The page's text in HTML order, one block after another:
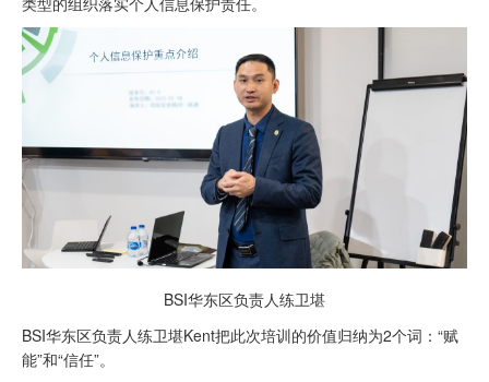
BSI华东区负责人练卫堪
BSI华东区负责人练卫堪Kent把此次培训的价值归纳为2个词：“赋
能”和“信任”。